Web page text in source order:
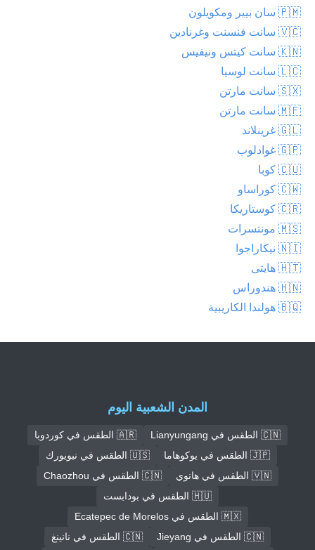
🇵🇲 سان بيير ومكويلون
🇻🇨 سانت فنسنت وغرنادين
🇰🇳 سانت كيتس ونيفيس
🇱🇨 سانت لوسيا
🇸🇽 سانت مارتن
🇲🇫 سانت مارتن
🇬🇱 غرينلاند
🇬🇵 غوادلوب
🇨🇺 كوبا
🇨🇼 كوراساو
🇨🇷 كوستاريكا
🇲🇸 مونتسرات
🇳🇮 نيكاراجوا
🇭🇹 هايتى
🇭🇳 هندوراس
🇧🇶 هولندا الكاريبية
المدن الشعبية اليوم
🇨🇳 الطقس في Lianyungang
🇦🇷 الطقس في كوردوبا
🇯🇵 الطقس في يوكوهاما
🇺🇸 الطقس في نيويورك
🇻🇳 الطقس في هانوي
🇨🇳 الطقس في Chaozhou
🇭🇺 الطقس في بودابست
🇲🇽 الطقس في Ecatepec de Morelos
🇨🇳 الطقس في Jieyang
🇨🇳 الطقس في نانينغ